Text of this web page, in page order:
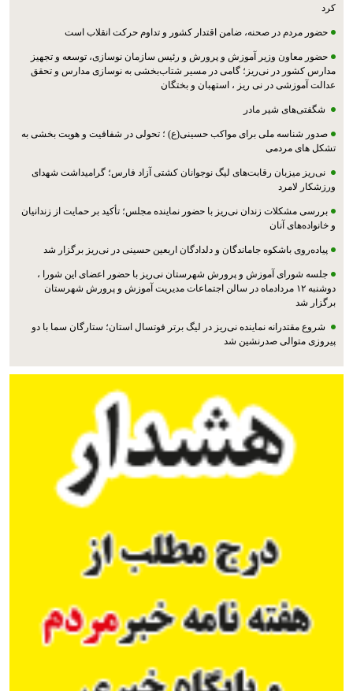
کرد
حضور مردم در صحنه، ضامن اقتدار کشور و تداوم حرکت انقلاب است
حضور معاون وزیر آموزش و پرورش و رئیس سازمان نوسازی، توسعه و تجهیز
مدارس کشور در نی‌ریز؛ گامی در مسیر شتاب‌بخشی به نوسازی مدارس و تحقق
عدالت آموزشی در نی ریز ، استهبان و بختگان
شگفتی‌های شیر مادر
صدور شناسه ملی برای مواکب حسینی(ع) ؛ تحولی در شفافیت و هویت بخشی به
تشکل های مردمی
نی‌ریز میزبان رقابت‌های لیگ نوجوانان کشتی آزاد فارس؛ گرامیداشت شهدای
ورزشکار لامرد
بررسی مشکلات زندان نی‌ریز با حضور نماینده مجلس؛ تأکید بر حمایت از زندانیان
و خانواده‌های آنان
پیاده‌روی باشکوه جاماندگان و دلدادگان اربعین حسینی در نی‌ریز برگزار شد
جلسه شورای آموزش و پرورش شهرستان نی‌ریز با حضور اعضای این شورا ،
دوشنبه ۱۲ مردادماه در سالن اجتماعات مدیریت آموزش و پرورش شهرستان
برگزار شد
شروع مقتدرانه نماینده نی‌ریز در لیگ برتر فوتسال استان؛ ستارگان سما با دو
پیروزی متوالی صدرنشین شد